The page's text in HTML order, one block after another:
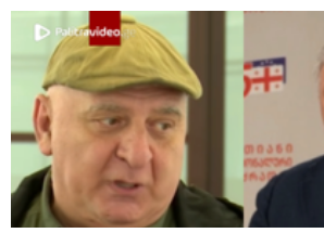
10:45 / 10-08-2026
"2008-2022 წლებში რუსეთში
არ ერიდებოდნენ,
ნიკოლოზ რაჭველი და
ბურჭულაძე..." - ირაკლი
15:33 / 10-08-